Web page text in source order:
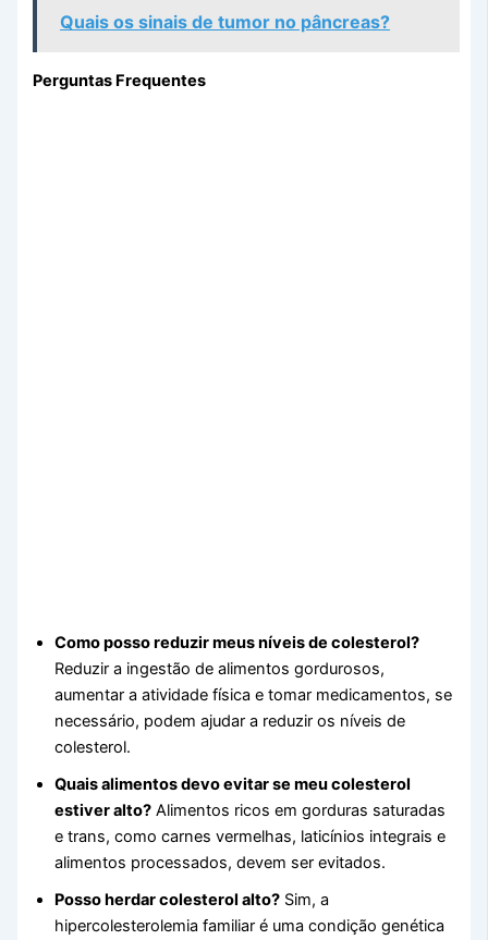
Quais os sinais de tumor no pâncreas?
Perguntas Frequentes
Como posso reduzir meus níveis de colesterol?
Reduzir a ingestão de alimentos gordurosos,
aumentar a atividade física e tomar medicamentos, se
necessário, podem ajudar a reduzir os níveis de
colesterol.
Quais alimentos devo evitar se meu colesterol
estiver alto? Alimentos ricos em gorduras saturadas
e trans, como carnes vermelhas, laticínios integrais e
alimentos processados, devem ser evitados.
Posso herdar colesterol alto? Sim, a
hipercolesterolemia familiar é uma condição genética